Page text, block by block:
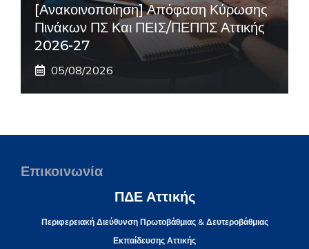
[Ανακοινοποίηση] Απόφαση Κύρωσης
Πινάκων ΠΣ Και ΠΕΙΣ/ΠΕΠΠΣ Αττικής
2026-27
05/08/2026
Επικοινωνία
ΠΔΕ Αττικής
Περιφερειακή Διεύθυνση Πρωτοβάθμιας & Δευτεροβάθμιας
Εκπαίδευσης Αττικής